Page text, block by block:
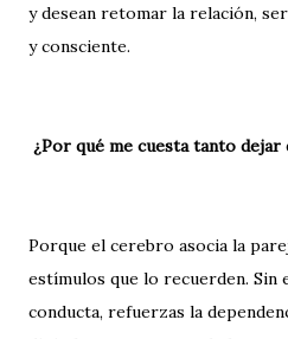
y desean retomar la relación,
y consciente.
¿Por qué me cuesta tanto
Porque el cerebro asocia la
estímulos que lo recuerden. Sin
conducta, refuerzas la